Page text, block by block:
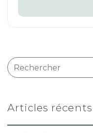
Articles récents